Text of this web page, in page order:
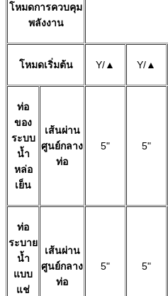
โหมดการควบคุม
พลังงาน
โหมดเริ่มต้น Y/▲ Y/▲
ท่อ
ของ
ระบบ
น้ำ
หล่อ
เย็น
เส้นผ่าน
ศูนย์กลาง
ท่อ
5" 5"
ท่อ
ระบาย
น้ำ
แบบ
แช่
เส้นผ่าน
ศูนย์กลาง
ท่อ
5" 5"